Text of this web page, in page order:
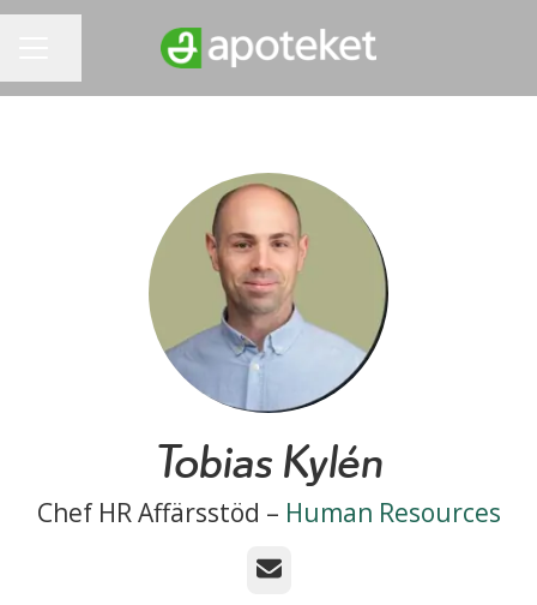
Tobias Kylén
Chef HR Affärsstöd – Human Resources
E-post